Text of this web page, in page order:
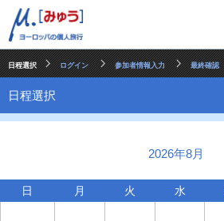
日程選択 ログイン 参加者情報入力 最終確認
日程選択
2026年8月
日 月 火 水